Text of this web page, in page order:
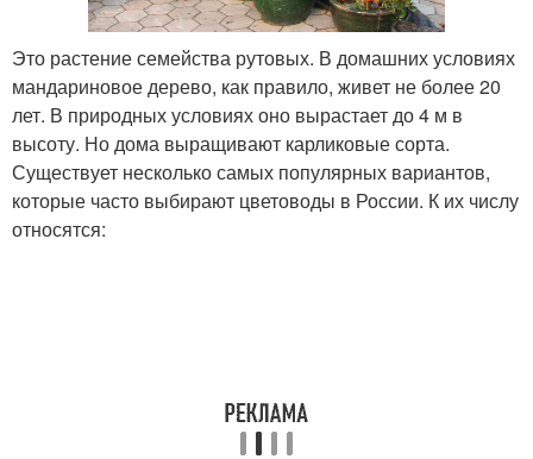
Это растение семейства рутовых. В домашних условиях
мандариновое дерево, как правило, живет не более 20
лет. В природных условиях оно вырастает до 4 м в
высоту. Но дома выращивают карликовые сорта.
Существует несколько самых популярных вариантов,
которые часто выбирают цветоводы в России. К их числу
относятся: